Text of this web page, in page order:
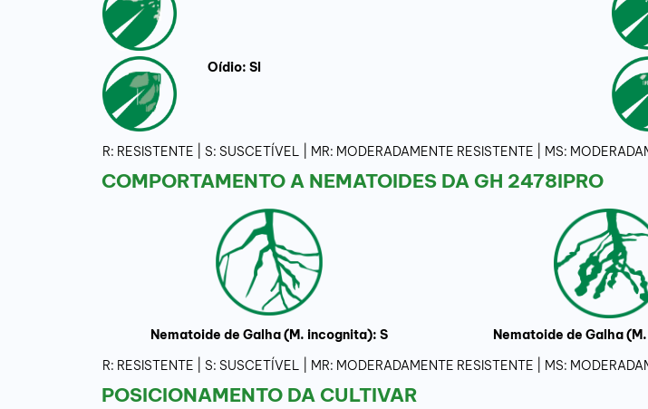
Oídio: SI
R: RESISTENTE | S: SUSCETÍVEL | MR: MODERADAMENTE RESISTENTE | MS:
COMPORTAMENTO A NEMATOIDES DA GH 2478IPRO
Nematoide de Galha (M. incognita): S Nematoide de Galha
R: RESISTENTE | S: SUSCETÍVEL | MR: MODERADAMENTE RESISTENTE | MS:
POSICIONAMENTO DA CULTIVAR